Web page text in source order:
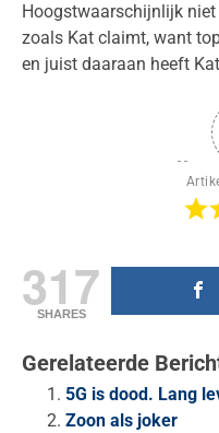
Hoogstwaarschijnlijk
zoals Kat claimt, want
en juist daaraan heeft
317
SHARES
Gerelateerde
5G is dood. Lang
Zoon als joker